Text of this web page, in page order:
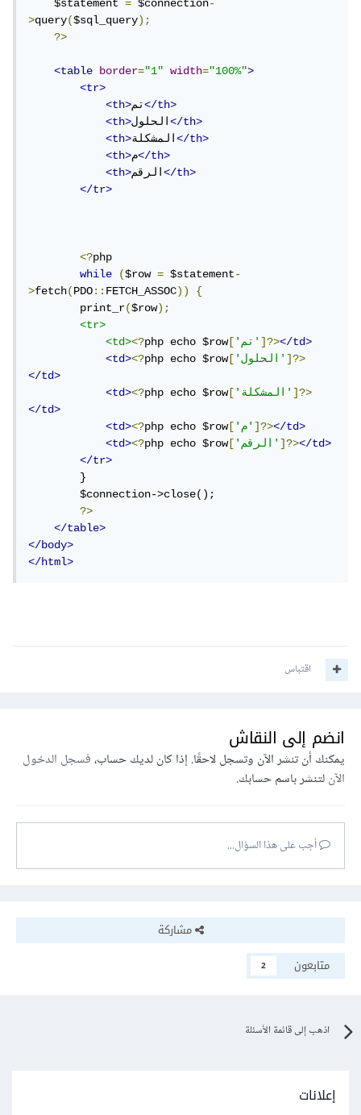
    $statement
= $connection-
>query($sql_query);
?>
<table border="1" width="100%">
<tr>
<th>تم</th>
<th>الحلول</th>
<th>المشكلة</th>
<th>م</th>
<th>الرقم</th>
</tr>
<?php
while
($row = $statement-
>fetch(PDO::FETCH_ASSOC))
{
        print_r
($row);
<tr>
<td><?php echo $row[ 'تم']?></td>
<td><?php echo $row[ 'الحلول']?>
</td>
<td><?php echo $row[ 'المشكلة']?>
</td>
<td><?php echo $row[ 'م']?></td>
<td><?php echo $row[ 'الرقم']?></td>
</tr>
        }
        $connection->close();
?>
</table>
</body>
</html>
اقتباس
انضم إلى النقاش
يمكنك أن تنشر الآن وتسجل لاحقًا. إذا كان لديك حساب،فسجل الدخول
الآنلتنشر باسم حسابك.
أجب على هذا السؤال...
مشاركة
متابعون
2
اذهب إلى قائمة الأسئلة
إعلانات